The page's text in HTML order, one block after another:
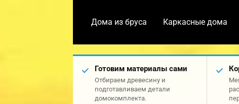
Дома из бруса Каркасные дома
Готовим материалы сами
Отбираем древесину и
подготавливаем детали
домокомплекта.